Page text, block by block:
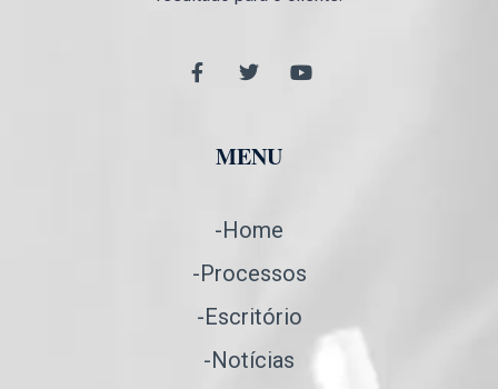
MENU
-Home
-Processos
-Escritório
-Notícias